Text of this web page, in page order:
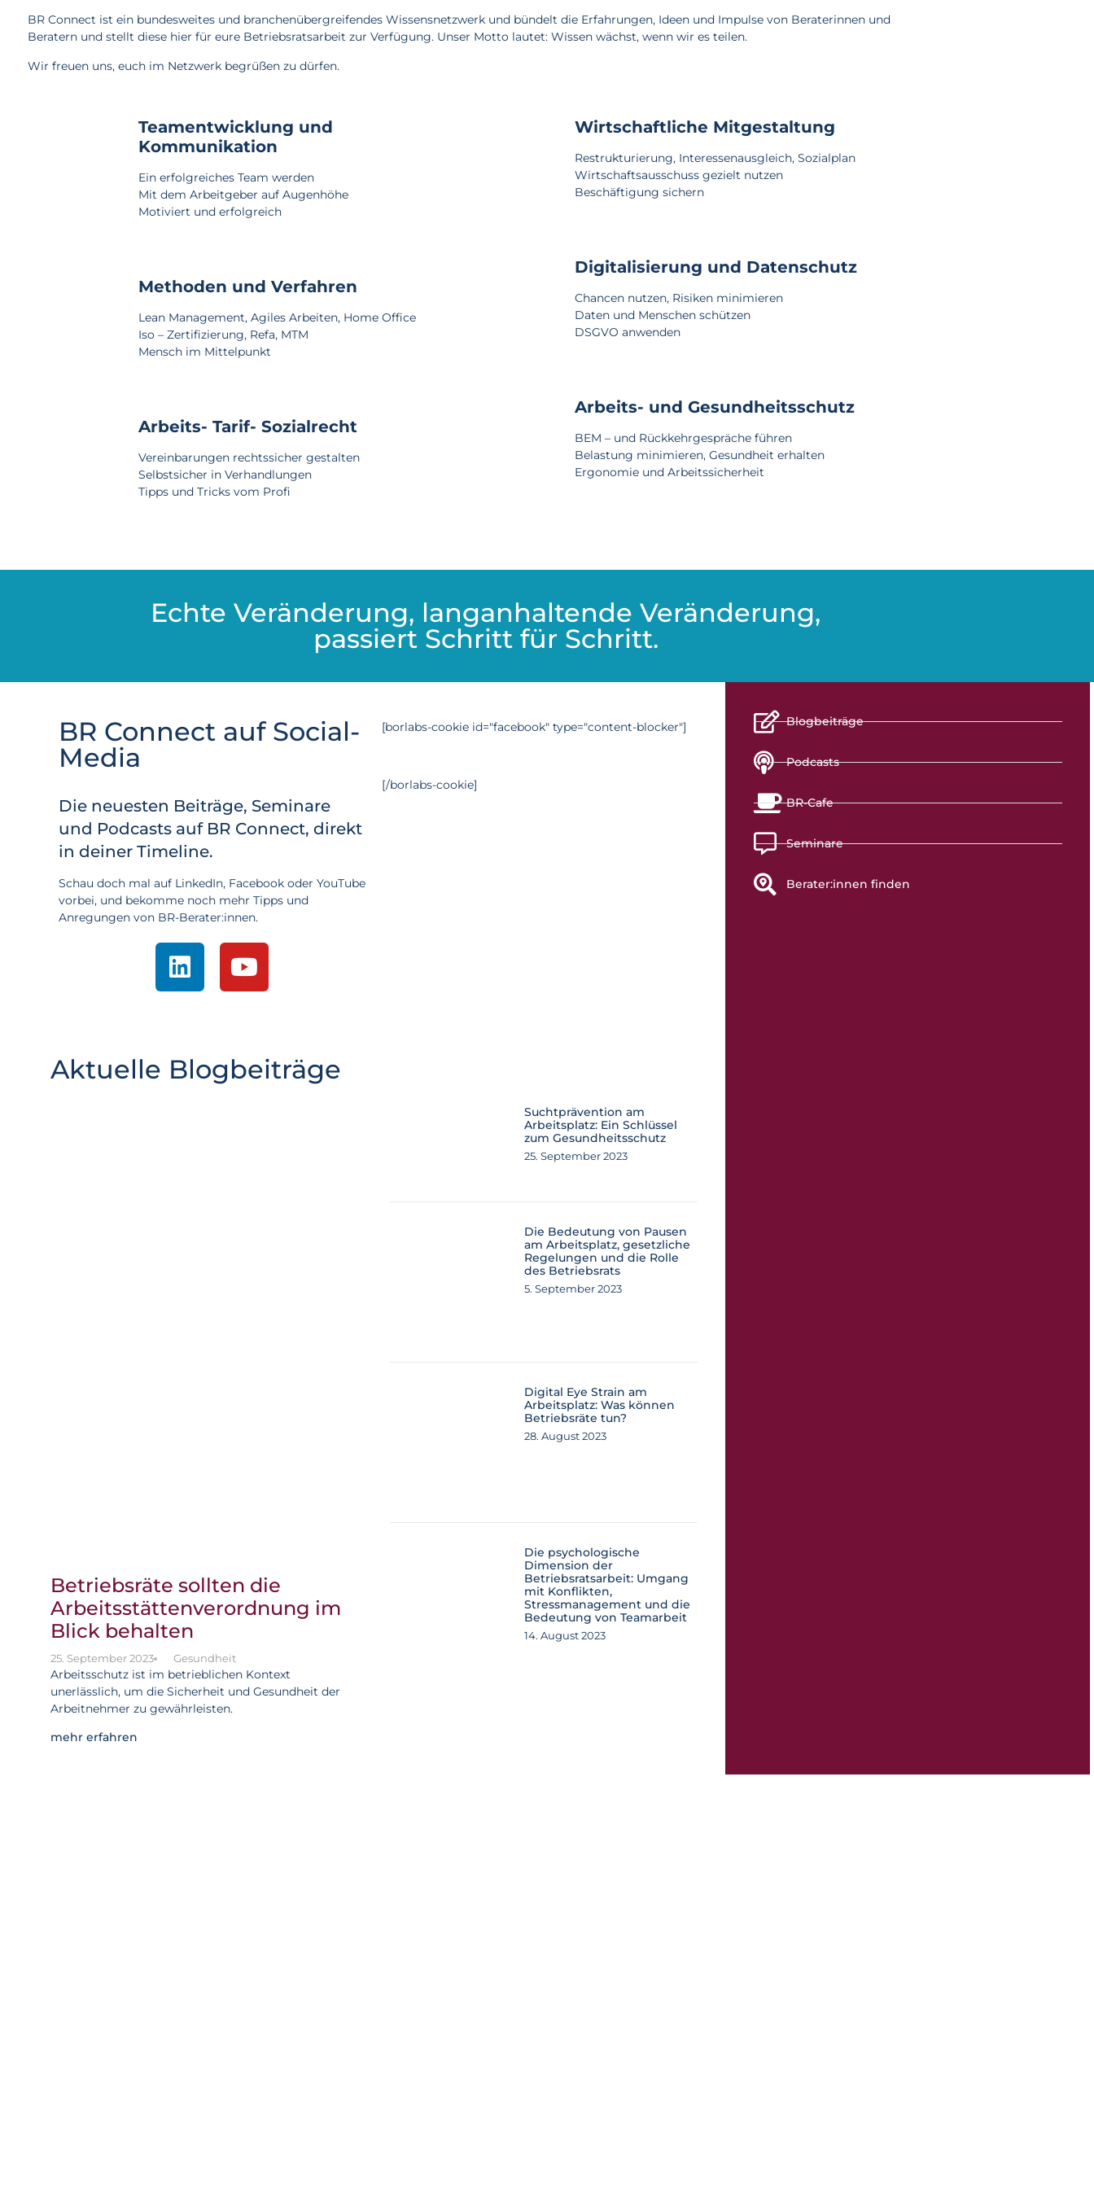
BR Connect ist ein bundesweites und branchenübergreifendes Wissensnetzwerk und bündelt die Erfahrungen, Ideen und Impulse von Beraterinnen und
Beratern und stellt diese hier für eure Betriebsratsarbeit zur Verfügung. Unser Motto lautet: Wissen wächst, wenn wir es teilen.
Wir freuen uns, euch im Netzwerk begrüßen zu dürfen.
Teamentwicklung und
Kommunikation
Ein erfolgreiches Team werden
Mit dem Arbeitgeber auf Augenhöhe
Motiviert und erfolgreich
Methoden und Verfahren
Lean Management, Agiles Arbeiten, Home Office
Iso – Zertifizierung, Refa, MTM
Mensch im Mittelpunkt
Arbeits- Tarif- Sozialrecht
Vereinbarungen rechtssicher gestalten
Selbstsicher in Verhandlungen
Tipps und Tricks vom Profi
Wirtschaftliche Mitgestaltung
Restrukturierung, Interessenausgleich, Sozialplan
Wirtschaftsausschuss gezielt nutzen
Beschäftigung sichern
Digitalisierung und Datenschutz
Chancen nutzen, Risiken minimieren
Daten und Menschen schützen
DSGVO anwenden
Arbeits- und Gesundheitsschutz
BEM – und Rückkehrgespräche führen
Belastung minimieren, Gesundheit erhalten
Ergonomie und Arbeitssicherheit
Echte Veränderung, langanhaltende Veränderung,
passiert Schritt für Schritt.
BR Connect auf Social-
Media
Die neuesten Beiträge, Seminare
und Podcasts auf BR Connect, direkt
in deiner Timeline.
Schau doch mal auf LinkedIn, Facebook oder YouTube
vorbei, und bekomme noch mehr Tipps und
Anregungen von BR-Berater:innen.
[borlabs-cookie id="facebook" type="content-blocker"]
[/borlabs-cookie]
Aktuelle Blogbeiträge
Betriebsräte sollten die
Arbeitsstättenverordnung im
Blick behalten
25. September 2023 Gesundheit
Arbeitsschutz ist im betrieblichen Kontext
unerlässlich, um die Sicherheit und Gesundheit der
Arbeitnehmer zu gewährleisten.
mehr erfahren
Suchtprävention am
Arbeitsplatz: Ein Schlüssel
zum Gesundheitsschutz
25. September 2023
Die Bedeutung von Pausen
am Arbeitsplatz, gesetzliche
Regelungen und die Rolle
des Betriebsrats
5. September 2023
Digital Eye Strain am
Arbeitsplatz: Was können
Betriebsräte tun?
28. August 2023
Die psychologische
Dimension der
Betriebsratsarbeit: Umgang
mit Konflikten,
Stressmanagement und die
Bedeutung von Teamarbeit
14. August 2023
Blogbeiträge
Podcasts
BR-Cafe
Seminare
Berater:innen finden